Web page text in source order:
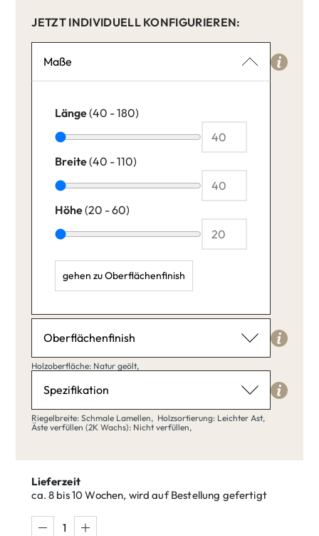
JETZT INDIVIDUELL KONFIGURIEREN:
Maße
Länge(40 - 180)
Breite(40 - 110)
Höhe(20 - 60)
gehen zu Oberflächenfinish
Oberflächenfinish
Holzoberfläche
Natur geölt
Natur geölt
Klar matt
Holzoberfläche: Natur geölt,
Spezifikation
Riegelbreite
Schmale Lamellen
Lamellen
Riegelbreite: Schmale Lamellen, Holzsortierung: Leichter Ast,
Äste verfüllen (2K Wachs): Nicht verfüllen,
Lieferzeit
ca. 8 bis 10 Wochen, wird auf Bestellung gefertigt